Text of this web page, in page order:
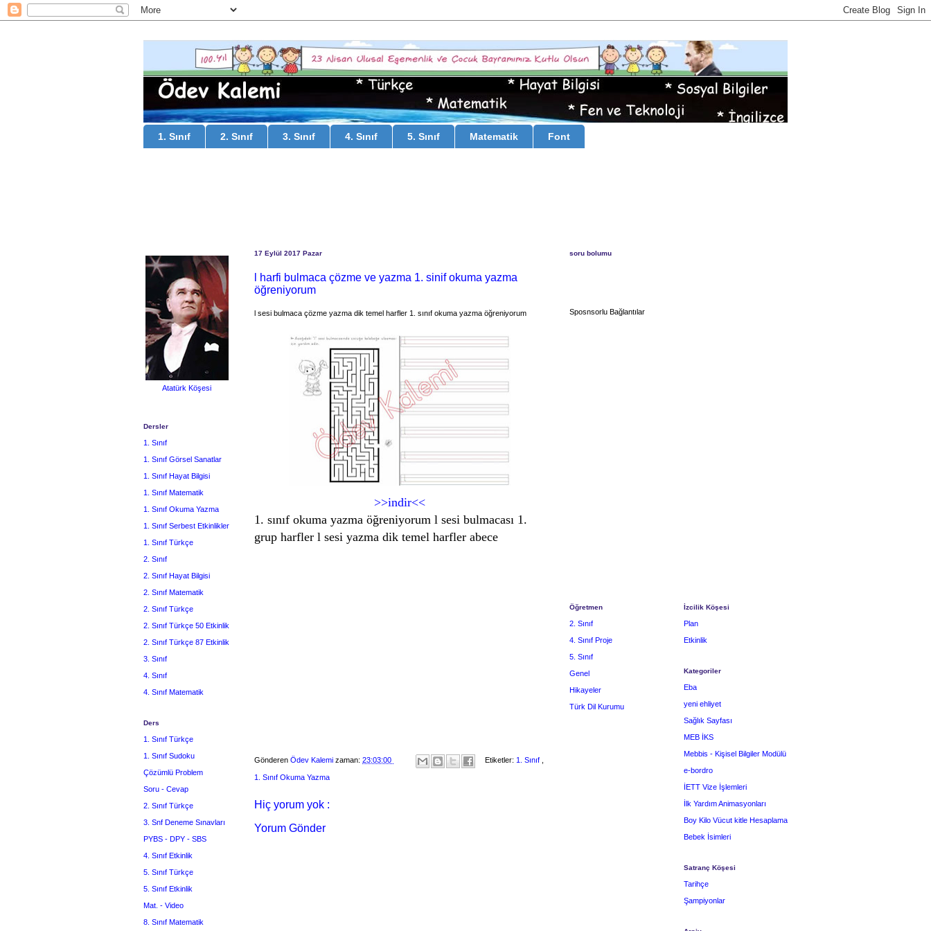
1. Sınıf 2. Sınıf 3. Sınıf 4. Sınıf 5. Sınıf Matematik Font
17 Eylül 2017 Pazar
l harfi bulmaca çözme ve yazma 1. sinif okuma yazma
öğreniyorum
l sesi bulmaca çözme yazma dik temel harfler 1. sınıf okuma yazma öğreniyorum
>>indir<<
1. sınıf okuma yazma öğreniyorum l sesi bulmacası 1.
grup harfler l sesi yazma dik temel harfler abece
Gönderen Ödev Kalemi zaman: 23:03:00 Etiketler: 1. Sınıf
1. Sınıf Okuma Yazma
Hiç yorum yok :
Yorum Gönder
Atatürk Köşesi
Dersler
1. Sınıf
1. Sınıf Görsel Sanatlar
1. Sınıf Hayat Bilgisi
1. Sınıf Matematik
1. Sınıf Okuma Yazma
1. Sınıf Serbest Etkinlikler
1. Sınıf Türkçe
2. Sınıf
2. Sınıf Hayat Bilgisi
2. Sınıf Matematik
2. Sınıf Türkçe
2. Sınıf Türkçe 50 Etkinlik
2. Sınıf Türkçe 87 Etkinlik
3. Sınıf
4. Sınıf
4. Sınıf Matematik
Ders
1. Sınıf Türkçe
1. Sınıf Sudoku
Çözümlü Problem
Soru - Cevap
2. Sınıf Türkçe
3. Snf Deneme Sınavları
PYBS - DPY - SBS
4. Sınıf Etkinlik
5. Sınıf Türkçe
5. Sınıf Etkinlik
Mat. - Video
8. Sınıf Matematik
soru bolumu
Sposnsorlu Bağlantılar
Öğretmen
2. Sınıf
4. Sınıf Proje
5. Sınıf
Genel
Hikayeler
Türk Dil Kurumu
İzcilik Köşesi
Plan
Etkinlik
Kategoriler
Eba
yeni ehliyet
Sağlık Sayfası
MEB İKS
Mebbis - Kişisel Bilgiler Modülü
e-bordro
İETT Vize İşlemleri
İlk Yardım Animasyonları
Boy Kilo Vücut kitle Hesaplama
Bebek İsimleri
Satranç Köşesi
Tarihçe
Şampiyonlar